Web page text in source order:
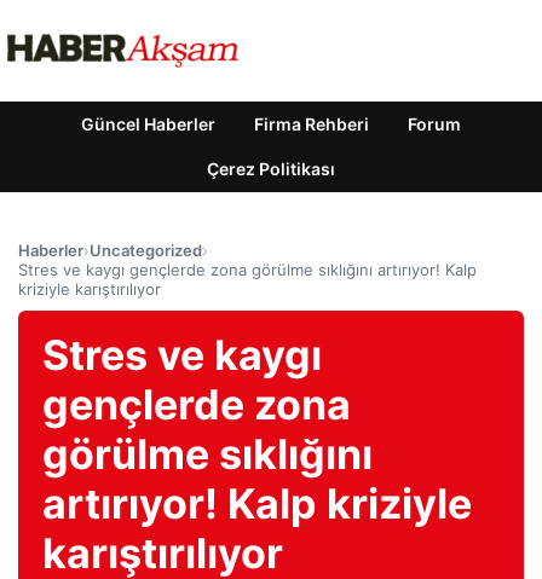
Güncel Haberler Firma Rehberi Forum
Çerez Politikası
Haberler›Uncategorized›
Stres ve kaygı gençlerde zona görülme sıklığını artırıyor! Kalp
kriziyle karıştırılıyor
Stres ve kaygı
gençlerde zona
görülme sıklığını
artırıyor! Kalp kriziyle
karıştırılıyor